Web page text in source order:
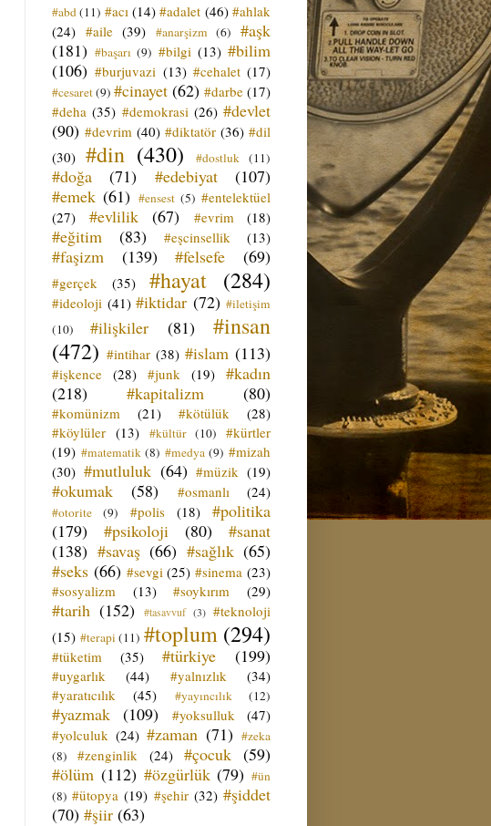
#abd (11) #acı (14) #adalet (46) #ahlak
(24) #aile (39) #anarşizm (6)
#aşk
(181) #başarı (9) #bilgi (13) #bilim
(106) #burjuvazi (13) #cehalet (17)
#cesaret(9) #cinayet (62) #darbe (17)
#deha (35) #demokrasi (26) #devlet
(90) #devrim (40) #diktatör (36) #dil
(30) #din (430) #dostluk (11)
#doğa (71) #edebiyat
(107)
#emek (61) #ensest (5) #entelektüel
(27)
#evlilik (67) #evrim (18)
#eğitim (83) #eşcinsellik (13)
#faşizm (139) #felsefe (69)
#gerçek (35) #hayat (284)
#ideoloji (41) #iktidar (72) #iletişim
(10)
#ilişkiler (81)
#insan
(472) #intihar (38) #islam (113)
#işkence (28) #junk (19) #kadın
(218)
#kapitalizm (80)
#komünizm (21) #kötülük
(28)
#köylüler (13) #kültür (10)
#kürtler
(19) #matematik (8) #medya (9) #mizah
(30) #mutluluk (64) #müzik (19)
#okumak (58) #osmanlı (24)
#otorite (9) #polis (18)
#politika
(179)
#psikoloji (80)
#sanat
(138) #savaş (66) #sağlık (65)
#seks (66) #sevgi (25) #sinema (23)
#sosyalizm
(13) #soykırım (29)
#tarih (152) #tasavvuf (3) #teknoloji
(15) #terapi (11) #toplum (294)
#tüketim (35) #türkiye (199)
#uygarlık (44) #yalnızlık
(34)
#yaratıcılık
(45) #yayıncılık (12)
#yazmak (109) #yoksulluk
(47)
#yolculuk (24) #zaman (71) #zeka
(8)
#zenginlik (24) #çocuk (59)
#ölüm (112) #özgürlük (79) #ün
(8) #ütopya (19) #şehir (32) #şiddet
(70) #şiir (63)